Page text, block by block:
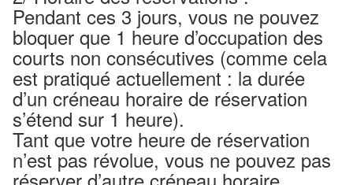
Pendant ces 3 jours, vous ne pouvez
bloquer que 1 heure d’occupation des
courts non consécutives (comme cela
est pratiqué actuellement : la durée
d’un créneau horaire de réservation
s’étend sur 1 heure).
Tant que votre heure de réservation
n’est pas révolue, vous ne pouvez pas